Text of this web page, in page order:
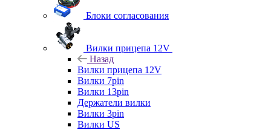
Блоки согласования
Вилки прицепа 12V
Назад
Вилки прицепа 12V
Вилки 7pin
Вилки 13pin
Держатели вилки
Вилки 3pin
Вилки US